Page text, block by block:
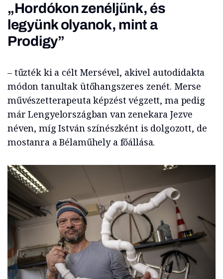
„Hordókon zenéljünk, és
legyünk olyanok, mint a
Prodigy”
– tűzték ki a célt Mersével, akivel autodidakta
módon tanultak ütőhangszeres zenét. Merse
művészetterapeuta képzést végzett, ma pedig
már Lengyelországban van zenekara Jezve
néven, míg István színészként is dolgozott, de
mostanra a Bélaműhely a főállása.